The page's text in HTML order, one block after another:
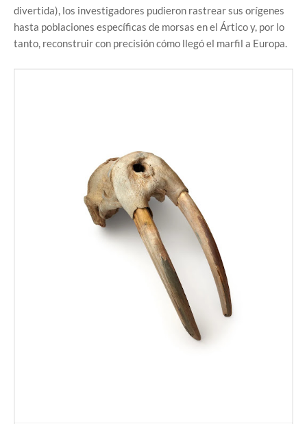
divertida), los investigadores pudieron rastrear sus orígenes
hasta poblaciones específicas de morsas en el Ártico y, por lo
tanto, reconstruir con precisión cómo llegó el marfil a Europa.